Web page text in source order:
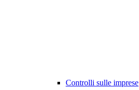
Controlli sulle imprese